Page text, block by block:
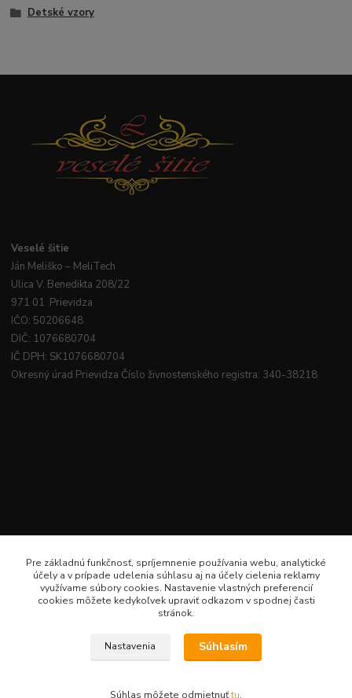
Detské vzory
Veselé šitie
Ján Meliško – MeliTech
Ulica V. Benedikta 208/22
971 01 Prievidza
IČO: 50206648
DIČ: 1076680704
IČ DPH: SK1076680704
Okresný úrad Prievidza Číslo živnostenského registra: 340-38218
lenkameliskovapd@gmail.com · Hotline: Lenka Melišková 0949 224 331
Pre základnú funkčnosť, spríjemnenie používania webu, analytické
účely a v prípade udelenia súhlasu aj na účely cielenia reklamy
využívame súbory cookies. Nastavenie vlastných preferencií
cookies môžete kedykoľvek upraviť odkazom v spodnej časti
stránok.
Nastavenia Súhlasím
Súhlas môžete odmietnuťtu.